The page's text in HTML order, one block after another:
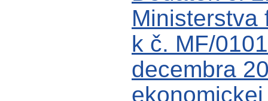
Ministerstva
k č. MF/
decembra